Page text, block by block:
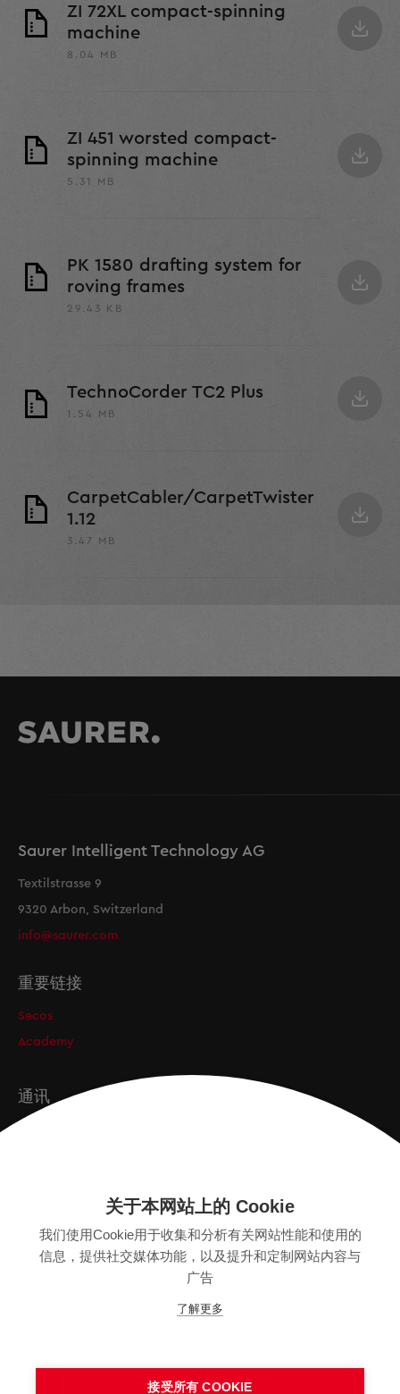
ZI 72XL compact-spinning
machine
8.04 MB
ZI 451 worsted compact-
spinning machine
5.31 MB
PK 1580 drafting system for
roving frames
29.43 KB
TechnoCorder TC2 Plus
1.54 MB
CarpetCabler/CarpetTwister
1.12
3.47 MB
Saurer Intelligent Technology AG
Textilstrasse 9
9320 Arbon, Switzerland
info@saurer.com
重要链接
Secos
Academy
通讯
SITEMAP
关于本网站上的 Cookie
我们使用Cookie用于收集和分析有关网站性能和使用的
信息，提供社交媒体功能，以及提升和定制网站内容与
广告
了解更多
接受所有 COOKIE